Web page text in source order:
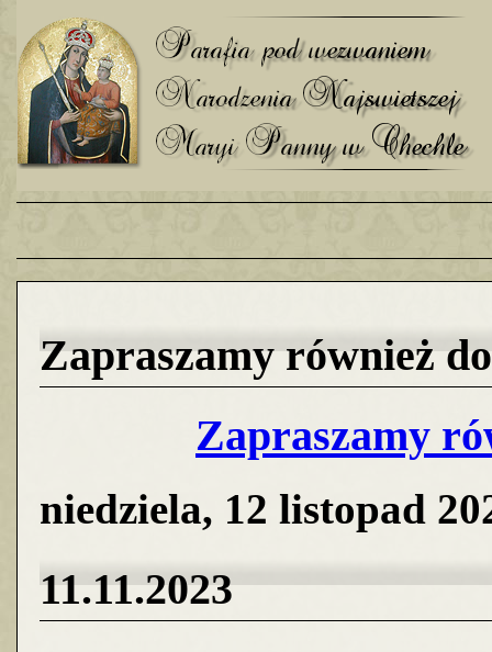
Zapraszamy również
Zapraszamy
niedziela, 12 listopad
11.11.2023